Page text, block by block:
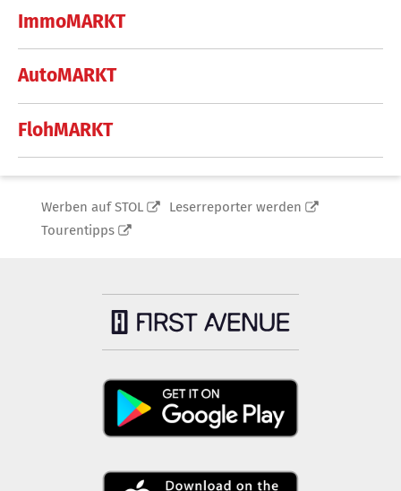
ImmoMARKT
AutoMARKT
FlohMARKT
Werben auf STOL
Leserreporter werden
Tourentipps